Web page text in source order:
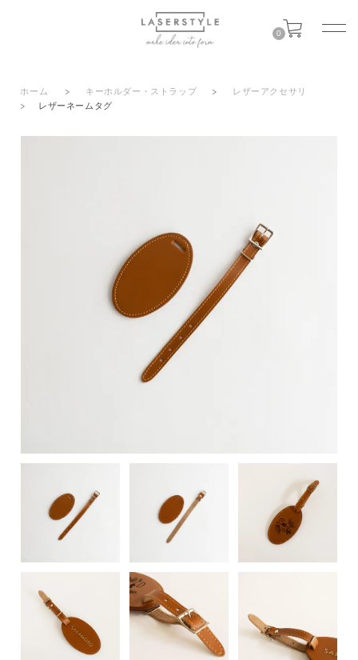
0
ホーム > キーホルダー・ストラップ >
レザーアクセサリ
>
レザーネームタグ